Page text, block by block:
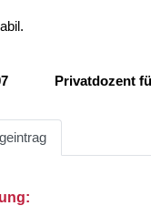
Privatdozent